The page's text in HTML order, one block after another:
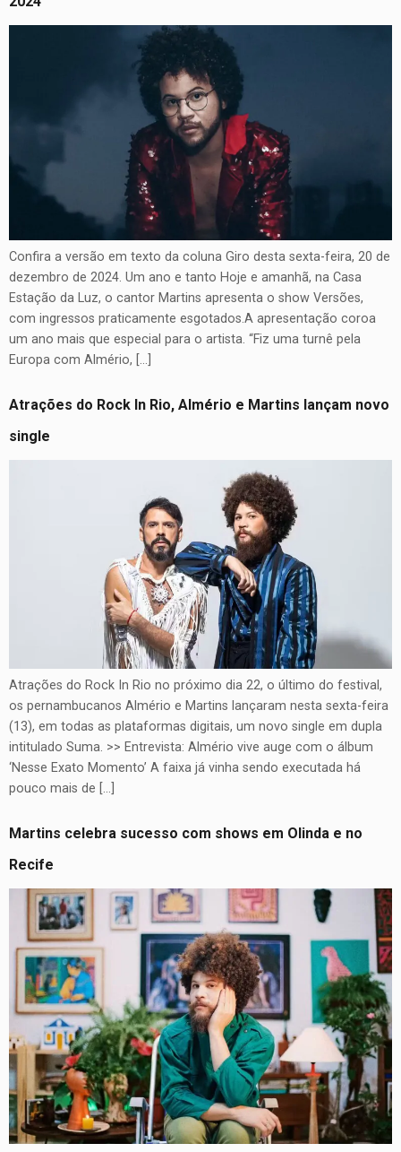
Confira a versão em texto da coluna Giro desta sexta-feira, 20 de
dezembro de 2024. Um ano e tanto Hoje e amanhã, na Casa
Estação da Luz, o cantor Martins apresenta o show Versões,
com ingressos praticamente esgotados.A apresentação coroa
um ano mais que especial para o artista. “Fiz uma turnê pela
Europa com Almério, […]
Atrações do Rock In Rio, Almério e Martins lançam novo
single
Atrações do Rock In Rio no próximo dia 22, o último do festival,
os pernambucanos Almério e Martins lançaram nesta sexta-feira
(13), em todas as plataformas digitais, um novo single em dupla
intitulado Suma. >> Entrevista: Almério vive auge com o álbum
‘Nesse Exato Momento’ A faixa já vinha sendo executada há
pouco mais de […]
Martins celebra sucesso com shows em Olinda e no
Recife